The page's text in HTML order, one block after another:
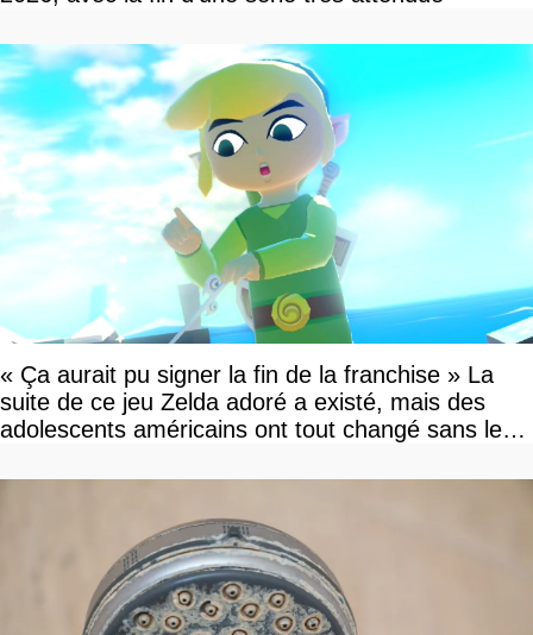
« Ça aurait pu signer la fin de la franchise » La
suite de ce jeu Zelda adoré a existé, mais des
adolescents américains ont tout changé sans le